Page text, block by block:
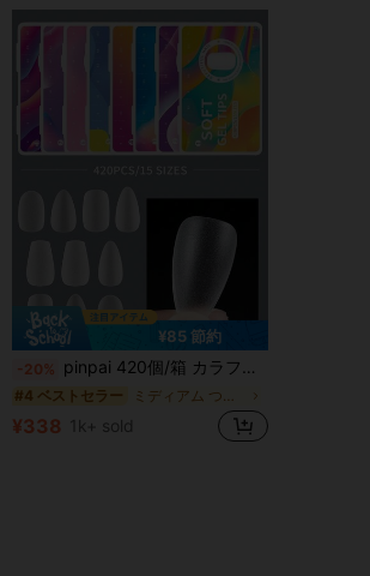
¥85 節約
-20% pinpai 420個/箱 カラフルマットアーモンド&ウォータードロップ型ショート人工ネイルチップ、ネイルベースデザインやネイルサロンでベースレイヤーとして使用可能、取り外し可能な透明アーモンド型、Tシェイプ、ラウンド、オーバル、カプセル型の人工ネイルDIYネイルアートに適しています
#4 ベストセラー
¥338 1k+ sold